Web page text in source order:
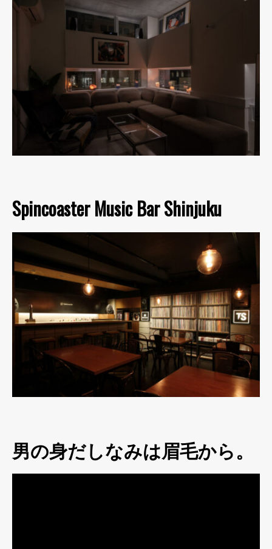
Spincoaster Music Bar Shinjuku
男の身だしなみは眉毛から。